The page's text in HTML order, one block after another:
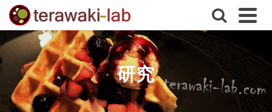
研究